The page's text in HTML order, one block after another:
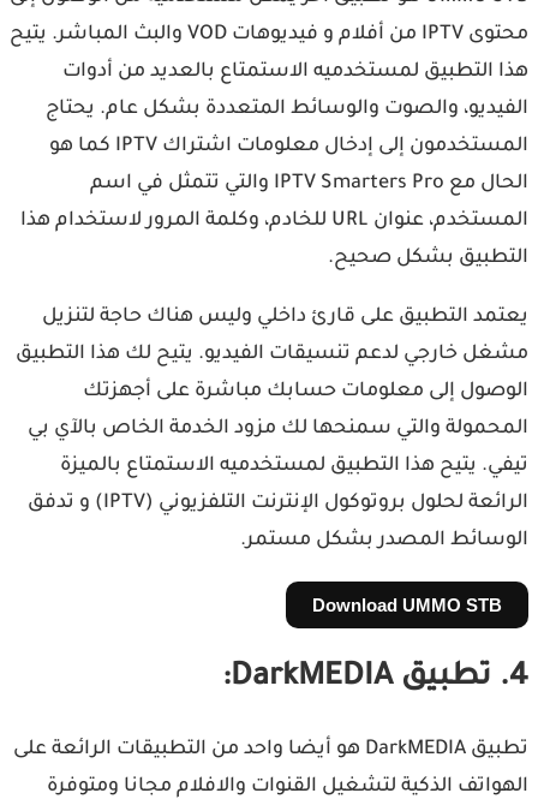
محتوى IPTV من أفلام و فيديوهات VOD والبث المباشر. يتيح
هذا التطبيق لمستخدميه الاستمتاع بالعديد من أدوات
الفيديو، والصوت والوسائط المتعددة بشكل عام. يحتاج
المستخدمون إلى إدخال معلومات اشتراك IPTV كما هو
الحال مع IPTV Smarters Pro‏ والتي تتمثل في اسم
المستخدم، عنوان URL للخادم، وكلمة المرور لاستخدام هذا
التطبيق بشكل صحيح.
يعتمد التطبيق على قارئ داخلي وليس هناك حاجة لتنزيل
مشغل خارجي لدعم تنسيقات الفيديو. يتيح لك هذا التطبيق
الوصول إلى معلومات حسابك مباشرة على أجهزتك
المحمولة والتي سمنحها لك مزود الخدمة الخاص بالآي بي
تيفي. يتيح هذا التطبيق لمستخدميه الاستمتاع بالميزة
الرائعة لحلول بروتوكول الإنترنت التلفزيوني (IPTV) و تدفق
الوسائط المصدر بشكل مستمر.
Download UMMO STB
4. تطبيق DarkMEDIA:
تطبيق DarkMEDIA هو أيضا واحد من التطبيقات الرائعة على
الهواتف الذكية لتشغيل القنوات والافلام مجانا ومتوفرة